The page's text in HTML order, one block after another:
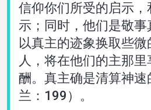
信仰你们所受的启示，
示；同时，他们是敬
以真主的迹象换取些
人，将在他们的主那
酬。真主确是清算神
兰：199）。